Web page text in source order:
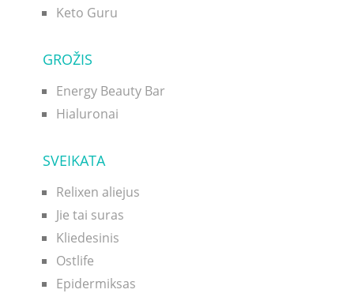
Keto Guru
GROŽIS
Energy Beauty Bar
Hialuronai
SVEIKATA
Relixen aliejus
Jie tai suras
Kliedesinis
Ostlife
Epidermiksas